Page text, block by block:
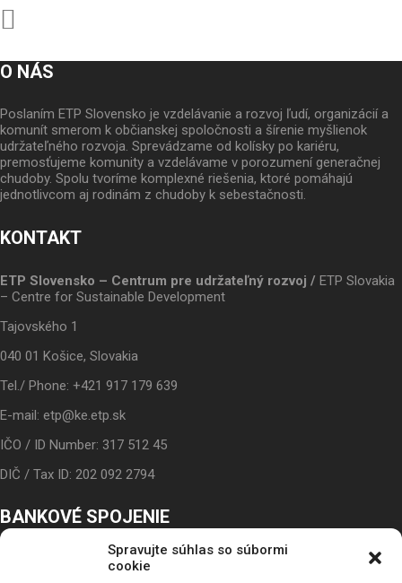
Spravujte súhlas so súbormi
cookie
O NÁS
Poslaním ETP Slovensko je vzdelávanie a rozvoj ľudí, organizácií a
komunít smerom k občianskej spoločnosti a šírenie myšlienok
udržateľného rozvoja. Sprevádzame od kolísky po kariéru,
premosťujeme komunity a vzdelávame v porozumení generačnej
chudoby. Spolu tvoríme komplexné riešenia, ktoré pomáhajú
jednotlivcom aj rodinám z chudoby k sebestačnosti.
KONTAKT
ETP Slovensko – Centrum pre udržateľný rozvoj / ETP Slovakia
– Centre for Sustainable Development
Tajovského 1
040 01 Košice, Slovakia
Tel./ Phone: +421 917 179 639
E-mail: etp@ke.etp.sk
IČO / ID Number: 317 512 45
DIČ / Tax ID: 202 092 2794
BANKOVÉ SPOJENIE
IBAN: SK24 3100 0000 0043 5017 9117